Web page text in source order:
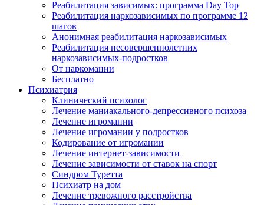
Реабилитация зависимых: программа Day Top
Реабилитация наркозависимых по программе 12
шагов
Анонимная реабилитация наркозависимых
Реабилитация несовершеннолетних
наркозависимых-подростков
От наркомании
Бесплатно
Психиатрия
Клинический психолог
Лечение маниакального-депрессивного психоза
Лечение игромании
Лечение игромании у подростков
Кодирование от игромании
Лечение интернет-зависимости
Лечение зависимости от ставок на спорт
Синдром Туретта
Психиатр на дом
Лечение тревожного расстройства